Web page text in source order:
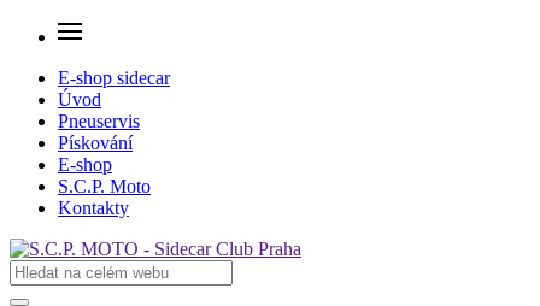
E-shop sidecar
Úvod
Pneuservis
Pískování
E-shop
S.C.P. Moto
Kontakty